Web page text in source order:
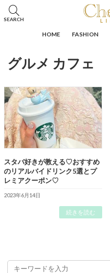
テ
プ
ゲ
動
SEARCH
HOME FASHION
HOME グルメ カフェ
グルメ カフェ
スタバ好きが教える♡おすすめ
のリアルバイドリンク5選とプ
レミアクーポン♡
2023年6月14日
続きを読む